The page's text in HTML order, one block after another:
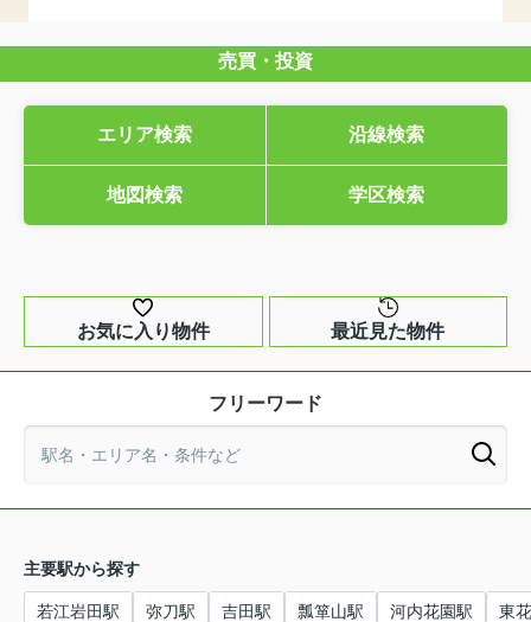
売買・投資
エリア検索 沿線検索
地図検索 学区検索
お気に入り物件 最近見た物件
フリーワード
主要駅から探す
若江岩田駅 弥刀駅 吉田駅 瓢箪山駅 河内花園駅 東